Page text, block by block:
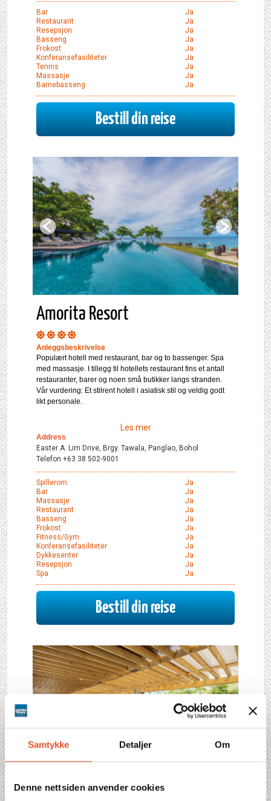
Samtykke Detaljer Om
Denne nettsiden anvender cookies
Bar
Ja
Restaurant
Ja
Resepsjon
Ja
Basseng
Ja
Frokost
Ja
Konferansefasiliteter
Ja
Tennis
Ja
Massasje
Ja
Barnebasseng
Ja
Bestill din reise
Amorita Resort
Anleggsbeskrivelse
Populært hotell med restaurant, bar og to bassenger. Spa
med massasje. I tillegg til hotellets restaurant fins et antall
restauranter, barer og noen små butikker langs stranden.
Vår vurdering: Et stilrent hotell i asiatisk stil og veldig godt
likt personale.
Les mer
Address
Easter A. Lim Drive, Brgy. Tawala, Panglao, Bohol
Telefon +63 38 502-9001
Spillerom
Ja
Bar
Ja
Massasje
Ja
Restaurant
Ja
Basseng
Ja
Frokost
Ja
Fitness/Gym
Ja
Konferansefasiliteter
Ja
Dykkesenter
Ja
Resepsjon
Ja
Spa
Ja
Bestill din reise